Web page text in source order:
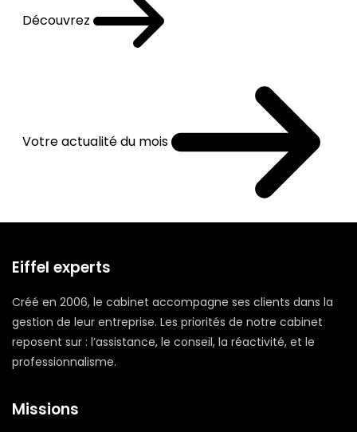
Découvrez
Votre actualité du mois
Eiffel experts
Créé en 2006, le cabinet accompagne ses clients dans la
gestion de leur entreprise. Les priorités de notre cabinet
reposent sur : l’assistance, le conseil, la réactivité, et le
professionnalisme.
Missions